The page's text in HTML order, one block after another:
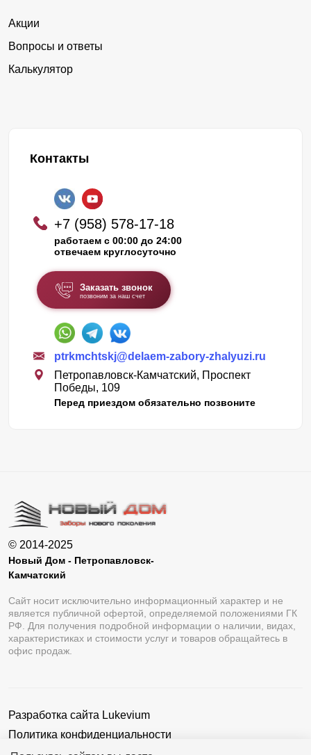
Акции
Вопросы и ответы
Калькулятор
Контакты
+7 (958) 578-17-18
работаем с 00:00 до 24:00
отвечаем круглосуточно
Заказать звонок
позвоним за наш счет
ptrkmchtskj@delaem-zabory-zhalyuzi.ru
Петропавловск-Камчатский, Проспект
Победы, 109
Перед приездом обязательно позвоните
© 2014-2025
Новый Дом - Петропавловск-
Камчатский
Сайт носит исключительно информационный характер и не
является публичной офертой, определяемой положениями ГК
РФ. Для получения подробной информации о наличии, видах,
характеристиках и стоимости услуг и товаров обращайтесь в
офис продаж.
Разработка сайта Lukevium
Политика конфиденциальности
Пользовательское соглашение